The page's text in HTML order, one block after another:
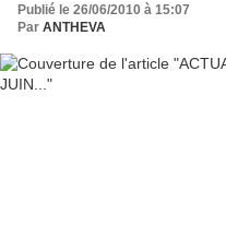
Publié le 26/06/2010 à 15:07
Par ANTHEVA